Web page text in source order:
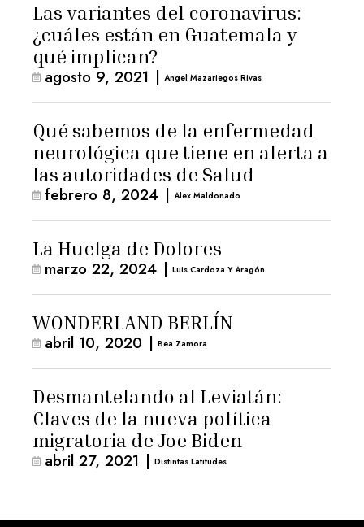
Las variantes del coronavirus:
¿cuáles están en Guatemala y
qué implican?
agosto 9, 2021 | Angel Mazariegos Rivas
Qué sabemos de la enfermedad
neurológica que tiene en alerta a
las autoridades de Salud
febrero 8, 2024 | Alex Maldonado
La Huelga de Dolores
marzo 22, 2024 | Luis Cardoza Y Aragón
WONDERLAND BERLÍN
abril 10, 2020 | Bea Zamora
Desmantelando al Leviatán:
Claves de la nueva política
migratoria de Joe Biden
abril 27, 2021 | Distintas Latitudes